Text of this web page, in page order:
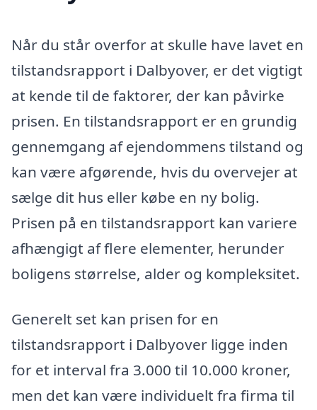
Når du står overfor at skulle have lavet en
tilstandsrapport i Dalbyover, er det vigtigt
at kende til de faktorer, der kan påvirke
prisen. En tilstandsrapport er en grundig
gennemgang af ejendommens tilstand og
kan være afgørende, hvis du overvejer at
sælge dit hus eller købe en ny bolig.
Prisen på en tilstandsrapport kan variere
afhængigt af flere elementer, herunder
boligens størrelse, alder og kompleksitet.
Generelt set kan prisen for en
tilstandsrapport i Dalbyover ligge inden
for et interval fra 3.000 til 10.000 kroner,
men det kan være individuelt fra firma til